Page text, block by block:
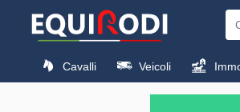
Cavalli Veicoli